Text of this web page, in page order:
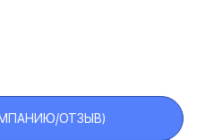
ОТЗЫВ)